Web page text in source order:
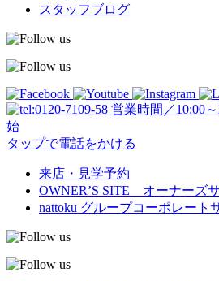
スタッフブログ
営業時間／10:00
始
タップで電話をかける
来店・見学予約
OWNER’S SITE オーナーズ
nattoku グループコーポレート